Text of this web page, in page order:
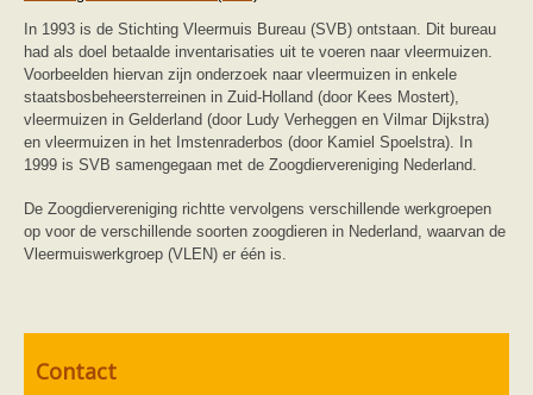
In 1993 is de Stichting Vleermuis Bureau (SVB) ontstaan. Dit bureau
had als doel betaalde inventarisaties uit te voeren naar vleermuizen.
Voorbeelden hiervan zijn onderzoek naar vleermuizen in enkele
staatsbosbeheersterreinen in Zuid-Holland (door Kees Mostert),
vleermuizen in Gelderland (door Ludy Verheggen en Vilmar Dijkstra)
en vleermuizen in het Imstenraderbos (door Kamiel Spoelstra). In
1999 is SVB samengegaan met de Zoogdiervereniging Nederland.
De Zoogdiervereniging richtte vervolgens verschillende werkgroepen
op voor de verschillende soorten zoogdieren in Nederland, waarvan de
Vleermuiswerkgroep (VLEN) er één is.
Contact